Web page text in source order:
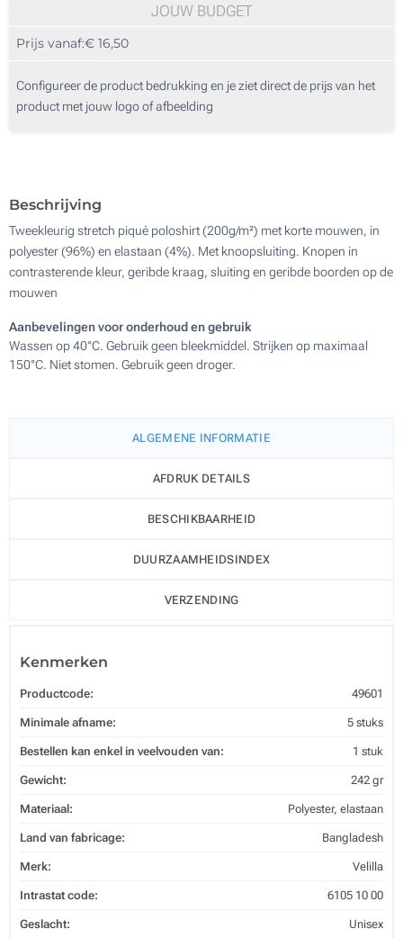
3 Kleuren (Aan een kant)
Full colour (Aan een kant)
JOUW BUDGET
Prijs vanaf:€ 16,50
Configureer de product bedrukking en je ziet direct de prijs van het
product met jouw logo of afbeelding
Beschrijving
Tweekleurig stretch piqué poloshirt (200g/m²) met korte mouwen, in
polyester (96%) en elastaan (4%). Met knoopsluiting. Knopen in
contrasterende kleur, geribde kraag, sluiting en geribde boorden op de
mouwen
Aanbevelingen voor onderhoud en gebruik
Wassen op 40°C. Gebruik geen bleekmiddel. Strijken op maximaal
150°C. Niet stomen. Gebruik geen droger.
ALGEMENE INFORMATIE
AFDRUK DETAILS
BESCHIKBAARHEID
DUURZAAMHEIDSINDEX
VERZENDING
Kenmerken
Productcode: 49601
Minimale afname: 5 stuks
Bestellen kan enkel in veelvouden van: 1 stuk
Gewicht: 242 gr
Materiaal: Polyester, elastaan
Land van fabricage: Bangladesh
Merk: Velilla
Intrastat code: 6105 10 00
Geslacht: Unisex